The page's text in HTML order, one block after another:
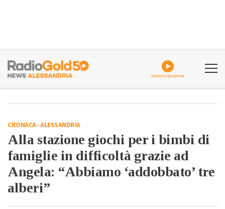
ASCOLTA GOLDPLAY
CRONACA-ALESSANDRIA
Alla stazione giochi per i bimbi di
famiglie in difficoltà grazie ad
Angela: “Abbiamo ‘addobbato’ tre
alberi”